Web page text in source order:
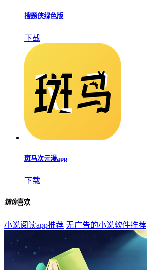
搜题侠绿色版
下载
斑马次元漫app
下载
猜你喜欢
小说阅读app推荐 无广告的小说软件推荐